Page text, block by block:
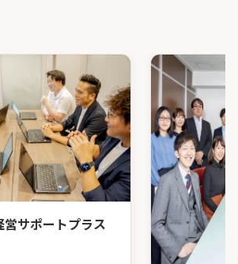
サポートプラス